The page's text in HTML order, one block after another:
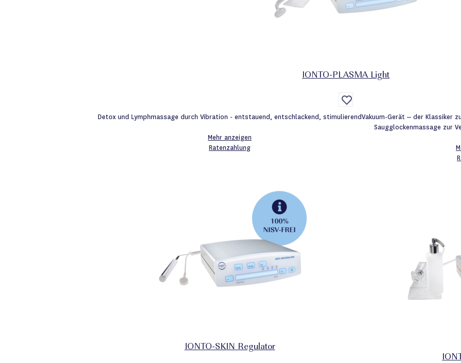
IONTO-PLASMA Light
Auf
die
Wunschliste
Detox und Lymphmassage durch Vibration - entstauend, entschlackend, stimulierend
Mehr anzeigen
Ratenzahlung
IONTO-SKIN Regulator
Vakuum-Gerät – der Klassiker
Saugglockenmassage zur